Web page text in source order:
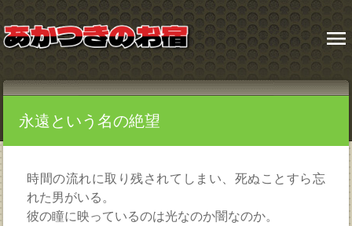
menu
永遠という名の絶望
時間の流れに取り残されてしまい、死ぬことすら忘
れた男がいる。
彼の瞳に映っているのは光なのか闇なのか。